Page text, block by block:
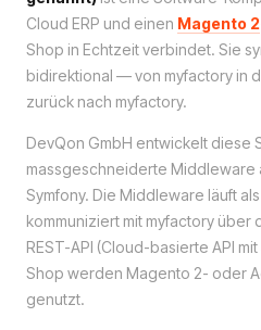
Cloud ERP und einen Magento 2
Shop in Echtzeit verbindet. Sie
bidirektional — von myfactory in
zurück nach myfactory.
DevQon GmbH entwickelt diese
massgeschneiderte Middleware
Symfony. Die Middleware läuft
kommuniziert mit myfactory über
REST-API (Cloud-basierte API
Shop werden Magento 2- oder
genutzt.